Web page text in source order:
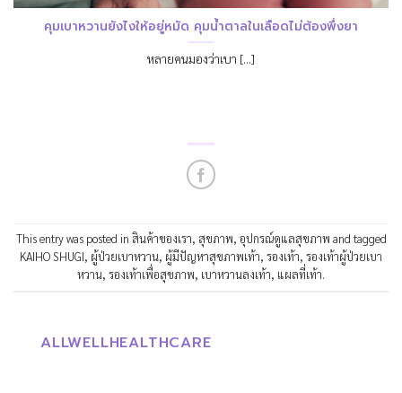
คุมเบาหวานยังไงให้อยู่หมัด คุมน้ำตาลในเลือดไม่ต้องพึ่งยา
หลายคนมองว่าเบา [...]
This entry was posted in สินค้าของเรา, สุขภาพ, อุปกรณ์ดูแลสุขภาพ and tagged
KAIHO SHUGI, ผู้ป่วยเบาหวาน, ผู้มีปัญหาสุขภาพเท้า, รองเท้า, รองเท้าผู้ป่วยเบา
หวาน, รองเท้าเพื่อสุขภาพ, เบาหวานลงเท้า, แผลที่เท้า.
ALLWELLHEALTHCARE